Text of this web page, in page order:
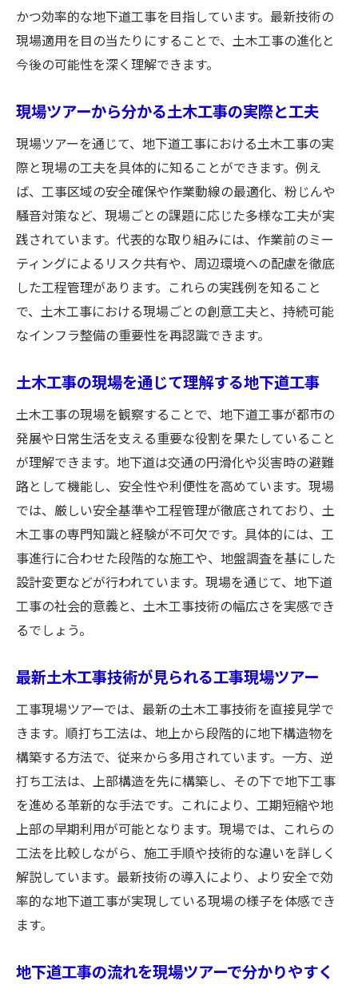
かつ効率的な地下道工事を目指しています。最新技術の
現場適用を目の当たりにすることで、土木工事の進化と
今後の可能性を深く理解できます。
現場ツアーから分かる土木工事の実際と工夫
現場ツアーを通じて、地下道工事における土木工事の実
際と現場の工夫を具体的に知ることができます。例え
ば、工事区域の安全確保や作業動線の最適化、粉じんや
騒音対策など、現場ごとの課題に応じた多様な工夫が実
践されています。代表的な取り組みには、作業前のミー
ティングによるリスク共有や、周辺環境への配慮を徹底
した工程管理があります。これらの実践例を知ること
で、土木工事における現場ごとの創意工夫と、持続可能
なインフラ整備の重要性を再認識できます。
土木工事の現場を通じて理解する地下道工事
土木工事の現場を観察することで、地下道工事が都市の
発展や日常生活を支える重要な役割を果たしていること
が理解できます。地下道は交通の円滑化や災害時の避難
路として機能し、安全性や利便性を高めています。現場
では、厳しい安全基準や工程管理が徹底されており、土
木工事の専門知識と経験が不可欠です。具体的には、工
事進行に合わせた段階的な施工や、地盤調査を基にした
設計変更などが行われています。現場を通じて、地下道
工事の社会的意義と、土木工事技術の幅広さを実感でき
るでしょう。
最新土木工事技術が見られる工事現場ツアー
工事現場ツアーでは、最新の土木工事技術を直接見学で
きます。順打ち工法は、地上から段階的に地下構造物を
構築する方法で、従来から多用されています。一方、逆
打ち工法は、上部構造を先に構築し、その下で地下工事
を進める革新的な手法です。これにより、工期短縮や地
上部の早期利用が可能となります。現場では、これらの
工法を比較しながら、施工手順や技術的な違いを詳しく
解説しています。最新技術の導入により、より安全で効
率的な地下道工事が実現している現場の様子を体感でき
ます。
地下道工事の流れを現場ツアーで分かりやすく